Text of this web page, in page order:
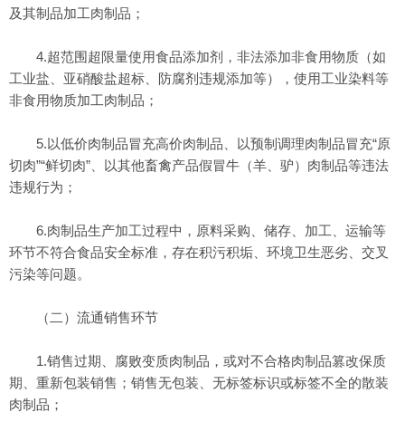
及其制品加工肉制品；
4.超范围超限量使用食品添加剂，非法添加非食用物质（如
工业盐、亚硝酸盐超标、防腐剂违规添加等），使用工业染料等
非食用物质加工肉制品；
5.以低价肉制品冒充高价肉制品、以预制调理肉制品冒充“原
切肉”“鲜切肉”、以其他畜禽产品假冒牛（羊、驴）肉制品等违法
违规行为；
6.肉制品生产加工过程中，原料采购、储存、加工、运输等
环节不符合食品安全标准，存在积污积垢、环境卫生恶劣、交叉
污染等问题。
（二）流通销售环节
1.销售过期、腐败变质肉制品，或对不合格肉制品篡改保质
期、重新包装销售；销售无包装、无标签标识或标签不全的散装
肉制品；